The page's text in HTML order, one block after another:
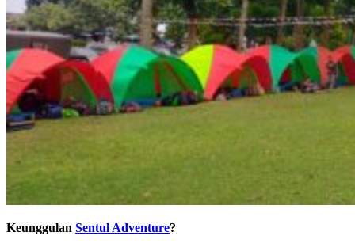
Keunggulan Sentul Adventure?